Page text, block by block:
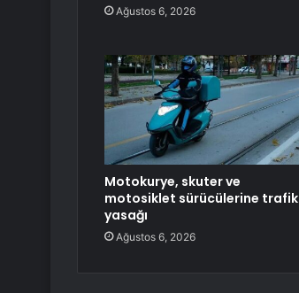
Ağustos 6, 2026
Motokurye, skuter ve
motosiklet sürücülerine trafik
yasağı
Ağustos 6, 2026